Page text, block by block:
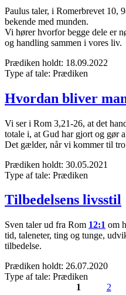
Paulus taler, i Romerbrevet 10,
bekende med munden.
Vi hører hvorfor begge dele er
og handling sammen i vores liv.
Prædiken holdt: 18.09.2022
Type af tale: Prædiken
Hvordan bliver
Vi ser i Rom 3,21-26, at det
totale i, at Gud har gjort og gør
Det gælder, når vi kommer til
Prædiken holdt: 30.05.2021
Type af tale: Prædiken
Tilbedelsens livsstil
Sven taler ud fra Rom 12:1 om
tid, taleneter, ting og tunge,
tilbedelse.
Prædiken holdt: 26.07.2020
Type af tale: Prædiken
1 2